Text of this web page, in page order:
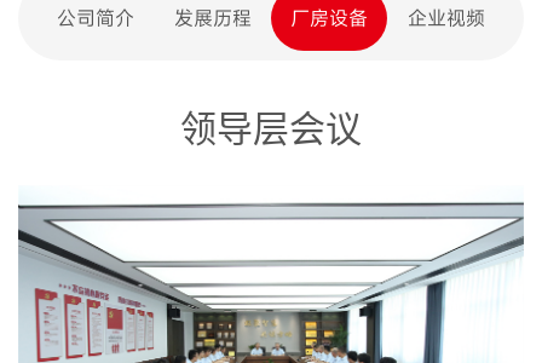
公司简介 发展历程 厂房设备 企业视频
领导层会议